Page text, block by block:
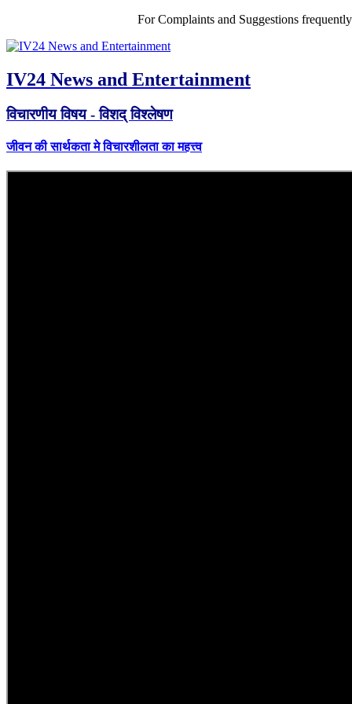
For Complaints and Suggestions
IV24 News and Entertainment
विचारणीय विषय - विशद् विश्लेषण
जीवन की सार्थकता मे विचारशीलता का महत्त्व